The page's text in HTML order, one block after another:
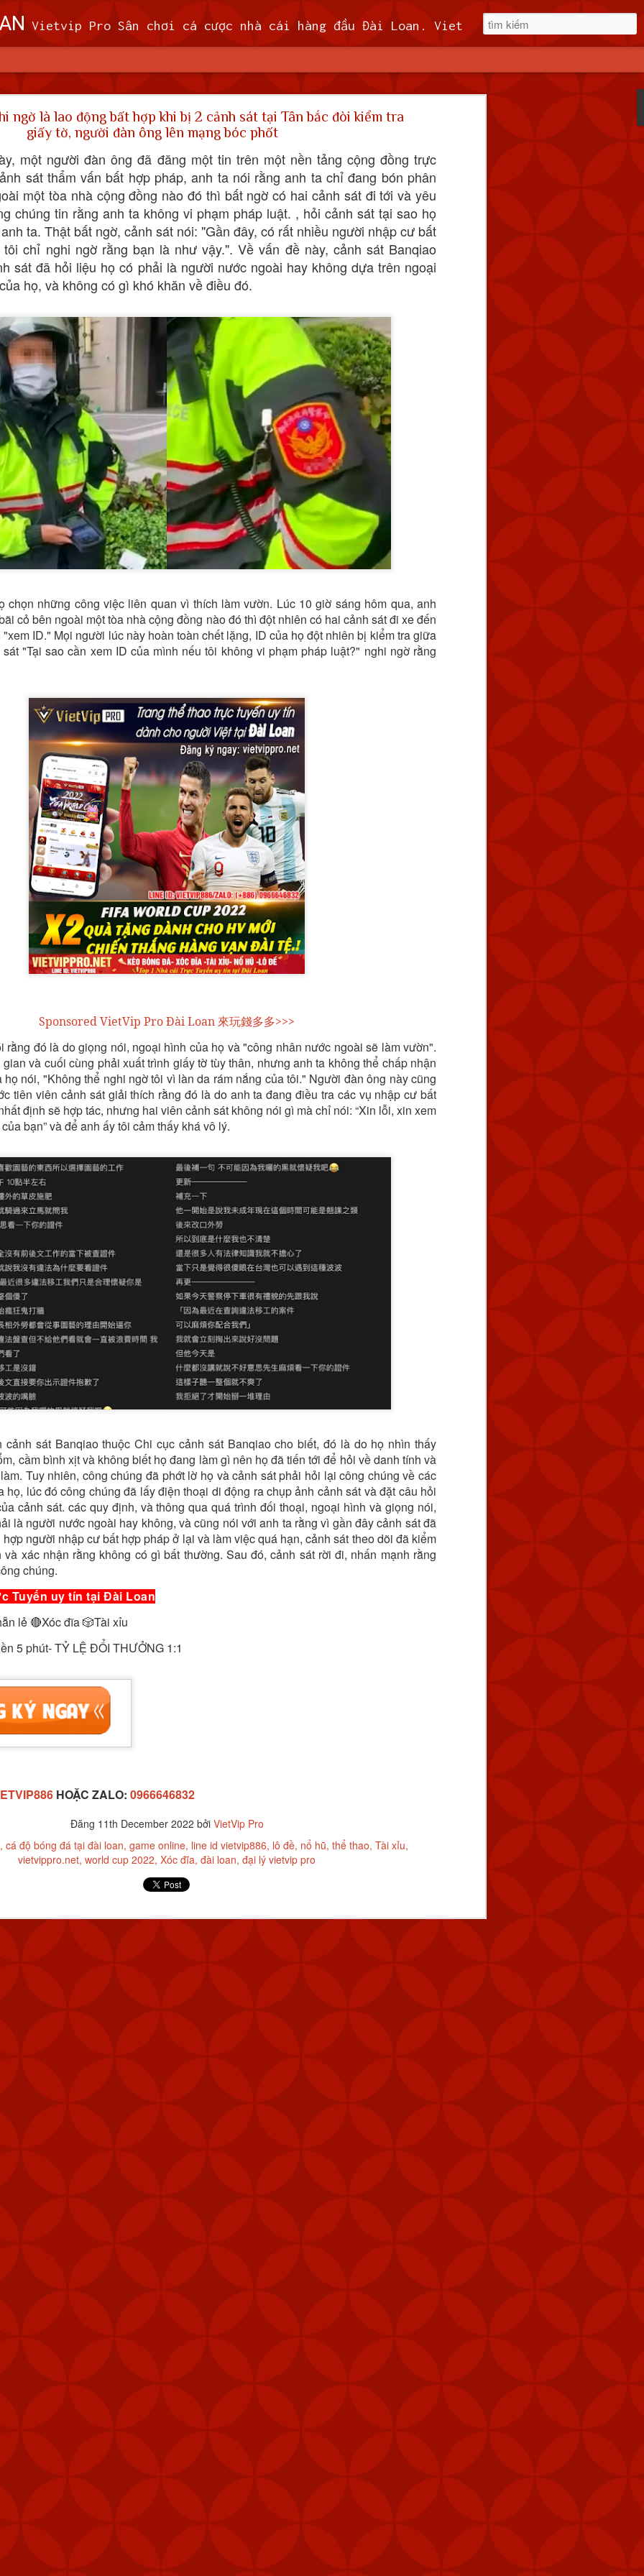
ngờ là lao động bất hợp khi bị 2 cảnh sát tại Tân bắc đòi kiểm tra
giấy tờ, người đàn ông lên mạng bóc phốt
một người đàn ông đã đăng một tin trên một nền tảng cộng đồng trực
sát thẩm vấn bất hợp pháp, anh ta nói rằng anh ta chỉ đang bón phân
một tòa nhà cộng đồng nào đó thì bất ngờ có hai cảnh sát đi tới và yêu
chúng tin rằng anh ta không vi phạm pháp luật. , hỏi cảnh sát tại sao họ
ta. Thật bất ngờ, cảnh sát nói: "Gần đây, có rất nhiều người nhập cư bất
tôi chỉ nghi ngờ rằng bạn là như vậy.". Về vấn đề này, cảnh sát Banqiao
sát đã hỏi liệu họ có phải là người nước ngoài hay không dựa trên ngoại
họ, và không có gì khó khăn về điều đó.
chọn những công việc liên quan vì thích làm vườn. Lúc 10 giờ sáng hôm qua, anh
cỏ bên ngoài một tòa nhà cộng đồng nào đó thì đột nhiên có hai cảnh sát đi xe đến
ID." Mọi người lúc này hoàn toàn chết lặng, ID của họ đột nhiên bị kiểm tra giữa
"Tại sao cần xem ID của mình nếu tôi không vi phạm pháp luật?" nghi ngờ rằng
Sponsored VietVip Pro Đài Loan 來玩錢多多>>>
rằng đó là do giọng nói, ngoại hình của họ và "công nhân nước ngoài sẽ làm vườn".
và cuối cùng phải xuất trình giấy tờ tùy thân, nhưng anh ta không thể chấp nhận
họ nói, "Không thể nghi ngờ tôi vì làn da rám nắng của tôi." Người đàn ông này cũng
tiên viên cảnh sát giải thích rằng đó là do anh ta đang điều tra các vụ nhập cư bất
định sẽ hợp tác, nhưng hai viên cảnh sát không nói gì mà chỉ nói: “Xin lỗi, xin xem
bạn” và để anh ấy tôi cảm thấy khá vô lý.
sát Banqiao thuộc Chi cục cảnh sát Banqiao cho biết, đó là do họ nhìn thấy
cầm bình xịt và không biết họ đang làm gì nên họ đã tiến tới để hỏi về danh tính và
Tuy nhiên, công chúng đã phớt lờ họ và cảnh sát phải hỏi lại công chúng về các
họ, lúc đó công chúng đã lấy điện thoại di động ra chụp ảnh cảnh sát và đặt câu hỏi
cảnh sát. các quy định, và thông qua quá trình đối thoại, ngoại hình và giọng nói,
là người nước ngoài hay không, và cũng nói với anh ta rằng vì gần đây cảnh sát đã
người nhập cư bất hợp pháp ở lại và làm việc quá hạn, cảnh sát theo dõi đã kiểm
và xác nhận rằng không có gì bất thường. Sau đó, cảnh sát rời đi, nhấn mạnh rằng
chúng.
Tuyến uy tín tại Đài Loan
lẻ 🔴Xóc đĩa 🎲Tài xỉu
5 phút- TỶ LỆ ĐỔI THƯỞNG 1:1
HOẶC ZALO: 0966646832
Đăng 11th December 2022 bởi VietVip Pro
cá độ bóng đá tại đài loan game online line id vietvip886 lô đề nổ hũ thể thao Tài xỉu
vietvippro.net world cup 2022 Xóc đĩa đài loan đại lý vietvip pro
Vietvip Pro Sân chơi cá cược nhà cái hàng đầu Đài Loan. Vietvip Pro phát hành hơn 600 game cược khác nhau. Nạp tiền tại 7-Eleven, Family Mart, Okmart, Hilife, ATM. Rút tiền 24h không giới hạn. Uy tín khi bao rút, miễn phí 60kuai phí rút tiền. Hệ thống khuyến mãi cho cả hội viên mới và hội viên cũ, cskh 1:1 24/7.
theo dõi 9 máy bay quân sự, 5 tàu hải quân Trung Quốc
(MND) đã theo dõi 9 máy bay quân sự và 5 tàu hải quân
quanh Đài Loan trong khoảng thời gian từ 6 giờ sáng thứ
sáng thứ Tư (7/2).
cử máy bay, tàu hải quân và triển khai các hệ thống tên lửa trên đất liền để giám sát hoạt
phóng Nhân dân (PLA), theo MND. Không có máy bay PLA nào vượt qua đường trung tuyến
vào vùng nhận dạng phòng không (ADIZ) của nước này trong thời gian đó.
khinh khí cầu của Trung Quốc hôm thứ Ba băng qua đường trung tuyến cách Keelung 154
lúc 12:56 trưa. Khinh khí cầu di chuyển về phía đông bắc và biến mất lúc 2:59 chiều.
tại trong tháng này, Đài Loan đã theo dõi 61 máy bay quân sự và 30 tàu hải quân của Trung
2020, Trung Quốc đã tăng cường sử dụng chiến thuật vùng xám bằng cách tăng dần số
và tàu hải quân hoạt động quanh Đài Loan.
định nghĩa là “một nỗ lực hoặc một loạt nỗ lực vượt ra ngoài khả năng răn đe và đảm bảo
đạt được các mục tiêu an ninh của một quốc gia mà không cần sử dụng vũ lực trực tiếp và ở
& ĐĂNG KÝ TÀI KHOẢN VIETVIP PRO ĐƠN GIẢN
HIỆU CỦA VIETVIP ?
CÁCH CHƠI LÔ ĐỀ & TỈ LỆ ĂN TẠI VIETVIP PRO
Đăng 7th February 2024bởiVietVip Pro
Kèo C1 lô đề Man Und mỹ Nga phạt Taiwan trang game uy tín trang nhà cái
xỉu tàu sân bay tập trận VietVip pro vietvip666 xkld đài loan